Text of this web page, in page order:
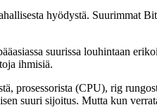
hyödystä. Suurimmat
suurissa louhintaan
ihmisiä.
(CPU), rig
suuri sijoitus. Mutta kun